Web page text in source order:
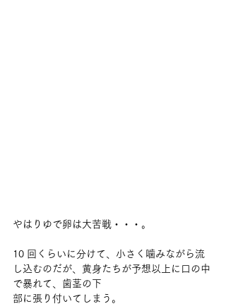
やはりゆで卵は大苦戦・・・。
10 回くらいに分けて、小さく噛みながら流
し込むのだが、黄身たちが予想以上に口の中
で暴れて、歯茎の下
部に張り付いてしまう。